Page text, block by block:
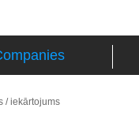
/ iekārtojums